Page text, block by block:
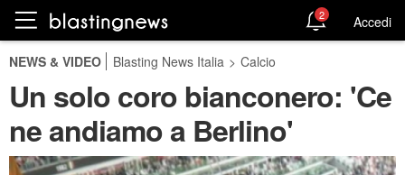
2 Accedi
NEWS & VIDEO Blasting News Italia > Calcio
Un solo coro bianconero: 'Ce
ne andiamo a Berlino'